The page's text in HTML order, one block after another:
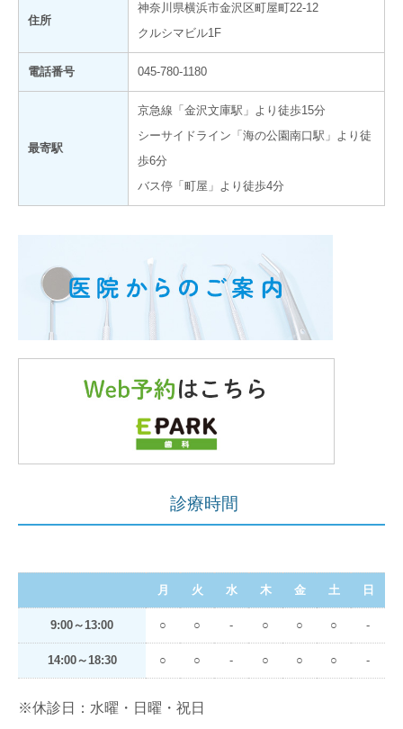
住所
神奈川県横浜市金沢区町屋町22-12
クルシマビル1F
電話番号 045-780-1180
最寄駅
京急線「金沢文庫駅」より徒歩15分
シーサイドライン「海の公園南口駅」より徒
歩6分
バス停「町屋」より徒歩4分
診療時間
月 火 水 木 金 土 日
9:00～13:00 ○ ○ - ○ ○ ○ -
14:00～18:30 ○ ○ - ○ ○ ○ -
※休診日：水曜・日曜・祝日